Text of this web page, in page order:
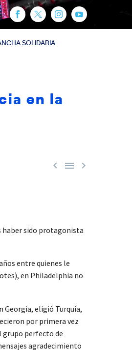
SOLIDARIA
en la
  
haber sido protagonista
entre quienes le
en Philadelphia no
Georgia, eligió Turquía,
por primera vez
grupo perfecto de
agradecimiento